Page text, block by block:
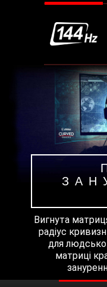
Вигнута
радіус
для
матриці